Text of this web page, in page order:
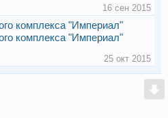
16 сен 2015
комплекса "Империал"
комплекса "Империал"
25 окт 2015